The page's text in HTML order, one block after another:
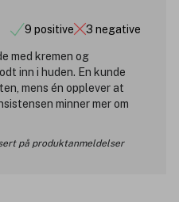
9 positive 3 negative
med kremen og
inn i huden. En kunde
mens én opplever at
minner mer om
på produktanmeldelser